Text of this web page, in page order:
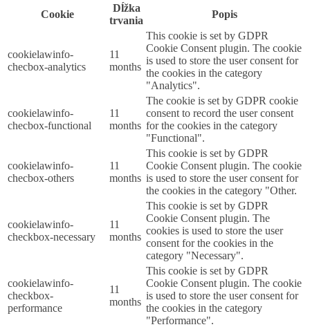
Cookie
Dĺžka
trvania
Popis
cookielawinfo-
checbox-analytics
11
months
This cookie is set by GDPR
Cookie Consent plugin. The cookie
is used to store the user consent for
the cookies in the category
"Analytics".
cookielawinfo-
checbox-functional
11
months
The cookie is set by GDPR cookie
consent to record the user consent
for the cookies in the category
"Functional".
cookielawinfo-
checbox-others
11
months
This cookie is set by GDPR
Cookie Consent plugin. The cookie
is used to store the user consent for
the cookies in the category "Other.
cookielawinfo-
checkbox-necessary
11
months
This cookie is set by GDPR
Cookie Consent plugin. The
cookies is used to store the user
consent for the cookies in the
category "Necessary".
cookielawinfo-
checkbox-
performance
11
months
This cookie is set by GDPR
Cookie Consent plugin. The cookie
is used to store the user consent for
the cookies in the category
"Performance".